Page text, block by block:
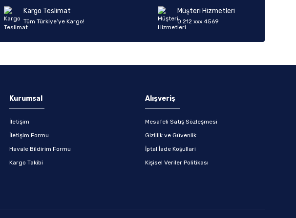
Kargo Teslimat
Tüm Türkiye’ye Kargo!
Müşteri Hizmetleri
0 212 xxx 4569
Kurumsal
İletişim
İletişim Formu
Havale Bildirim Formu
Kargo Takibi
Alışveriş
Mesafeli Satış Sözleşmesi
Gizlilik ve Güvenlik
İptal İade Koşullari
Kişisel Veriler Politikası